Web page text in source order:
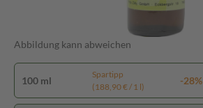
Abbildung kann abweichen
100 ml
Spartipp
(188,90 € / 1 l)
-28%